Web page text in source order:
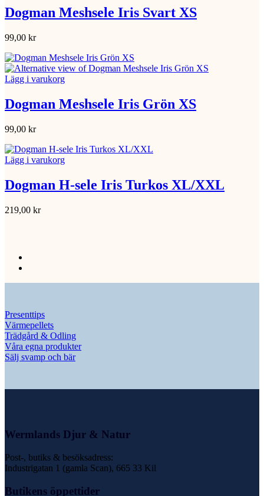
Dogman Meshsele Iris Svart XS
99,00 kr
Lägg i varukorg
Dogman Meshsele Iris Grön XS
99,00 kr
Lägg i varukorg
Dogman H-sele Iris Turkos XL/XXL
219,00 kr
Presenttips
Värmepellets
Trädgård & Odling
Våra egna produkter
Sälj svamp och bär
Wermlands Djur & Natur
Post-, butiks & besöksadress:
Industrigatan 1 (gamla Scan), 665 33 Kil
Butikens öppettider